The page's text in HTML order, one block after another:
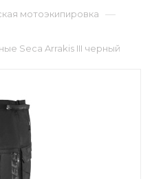
мотоэкипировка —
Seca Arrakis III черный